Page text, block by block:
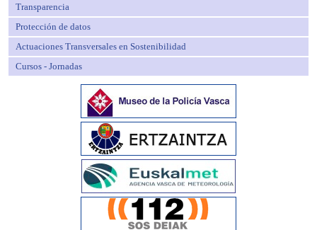
Transparencia
Protección de datos
Actuaciones Transversales en Sostenibilidad
Cursos - Jornadas